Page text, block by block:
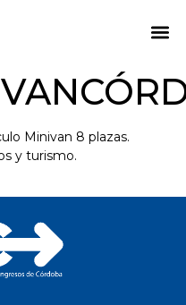
Minivan 8 plazas.
y turismo.